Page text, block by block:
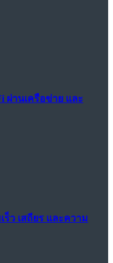
ผ่านเครือข่าย และ
ร็ว เสถียร และความ